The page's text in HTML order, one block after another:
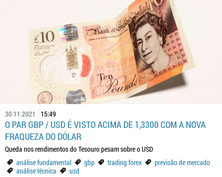
30.11.2021 15:49
O PAR GBP / USD É VISTO ACIMA DE 1,3300 COM A NOVA
FRAQUEZA DO DÓLAR
Queda nos rendimentos do Tesouro pesam sobre o USD
análise fundamental
gbp trading forex
previsão de mercado
análise técnica
usd